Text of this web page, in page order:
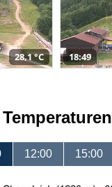
28,1 °C 18:49
12:00 15:00